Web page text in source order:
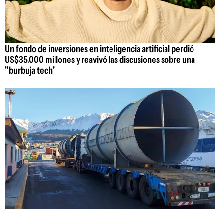
Un fondo de inversiones en inteligencia artificial perdió
US$35.000 millones y reavivó las discusiones sobre una
"burbuja tech"